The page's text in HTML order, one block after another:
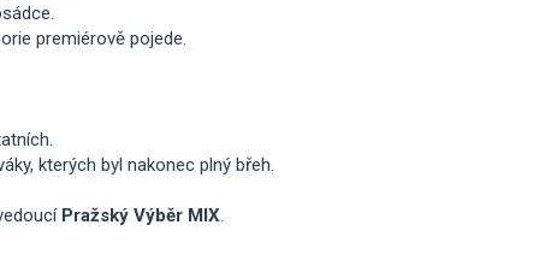
premiérově pojede.
kterých byl nakonec plný břeh.
Pražský Výběr MIX